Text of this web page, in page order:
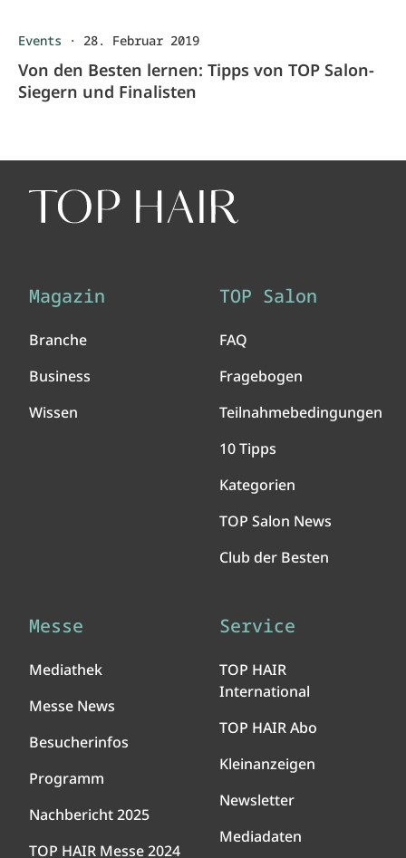
Events · 28. Februar 2019
Von den Besten lernen: Tipps von TOP Salon-
Siegern und Finalisten
Magazin
Branche
Business
Wissen
TOP Salon
FAQ
Fragebogen
Teilnahmebedingungen
10 Tipps
Kategorien
TOP Salon News
Club der Besten
Messe
Mediathek
Messe News
Besucherinfos
Programm
Nachbericht 2025
TOP HAIR Messe 2024
Service
TOP HAIR
International
TOP HAIR Abo
Kleinanzeigen
Newsletter
Mediadaten